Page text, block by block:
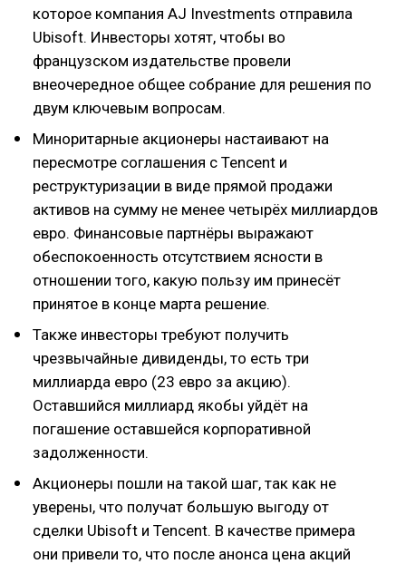
которое компания AJ Investments отправила
Ubisoft. Инвесторы хотят, чтобы во
французском издательстве провели
внеочередное общее собрание для решения по
двум ключевым вопросам.
Миноритарные акционеры настаивают на
пересмотре соглашения с Tencent и
реструктуризации в виде прямой продажи
активов на сумму не менее четырёх миллиардов
евро. Финансовые партнёры выражают
обеспокоенность отсутствием ясности в
отношении того, какую пользу им принесёт
принятое в конце марта решение.
Также инвесторы требуют получить
чрезвычайные дивиденды, то есть три
миллиарда евро (23 евро за акцию).
Оставшийся миллиард якобы уйдёт на
погашение оставшейся корпоративной
задолженности.
Акционеры пошли на такой шаг, так как не
уверены, что получат большую выгоду от
сделки Ubisoft и Tencent. В качестве примера
они привели то, что после анонса цена акций